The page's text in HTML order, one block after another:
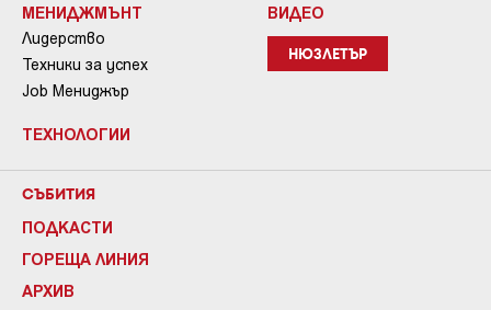
МЕНИДЖМЪНТ
Лидерство
Техники за успех
Job Мениджър
ТЕХНОЛОГИИ
ВИДЕО
НЮЗЛЕТЪР
СЪБИТИЯ
ПОДКАСТИ
ГОРЕЩА ЛИНИЯ
АРХИВ